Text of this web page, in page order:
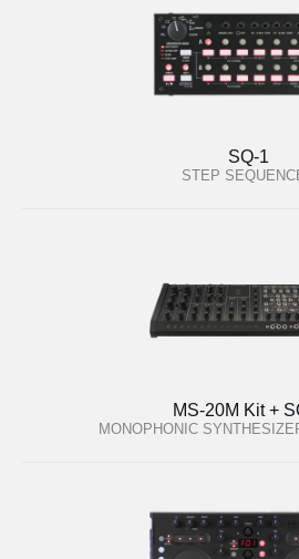
SQ-1
STEP
MS-20M Kit +
MONOPHONIC